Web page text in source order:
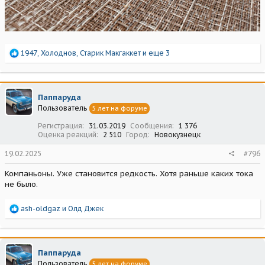
Р
а
к
ц
и
и
1947 Холоднов Старик Макгаккет и еще 3
Паппаруда
Пользователь 5 лет на форуме
Регистрация 31.03.2019 Сообщения
1 376
Оценка реакций
2 510 Город Новокузнецк
19.02.2025 #796
Компаньоны. Уже становится редкость. Хотя раньше каких тока
не было.
Р
а
к
ц
и
ash-oldgaz и Олд Джек
Паппаруда